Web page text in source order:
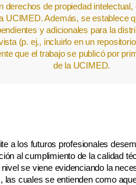
derechos de propiedad
UCIMED. Además, se establece
y adicionales para la
(p. ej., incluirlo en un
que el trabajo se publicó por
de la UCIMED.
a los futuros profesionales
al cumplimiento de la calidad
se viene evidenciando la
las cuales se entienden como